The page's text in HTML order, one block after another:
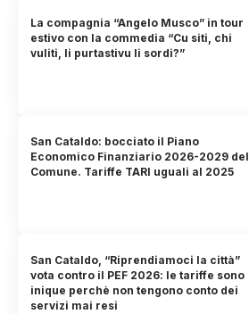
La compagnia “Angelo Musco” in tour
estivo con la commedia “Cu siti, chi
vuliti, li purtastivu li sordi?”
San Cataldo: bocciato il Piano
Economico Finanziario 2026-2029 del
Comune. Tariffe TARI uguali al 2025
San Cataldo, “Riprendiamoci la città”
vota contro il PEF 2026: le tariffe sono
inique perchè non tengono conto dei
servizi mai resi